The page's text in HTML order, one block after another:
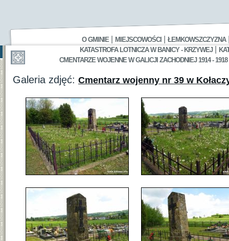
O GMINIE MIEJSCOWOŚCI ŁEMKOWSZCZYZNA
KATASTROFA LOTNICZA W BANICY - KRZYWEJ|
CMENTARZE WOJENNE W GALICJI ZACHODNIEJ 1914 - 1918
Galeria zdjęć: Cmentarz wojenny nr 39 w